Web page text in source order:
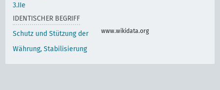
3.IIe
IDENTISCHER BEGRIFF
Schutz und Stützung der
Währung, Stabilisierung
www.wikidata.org